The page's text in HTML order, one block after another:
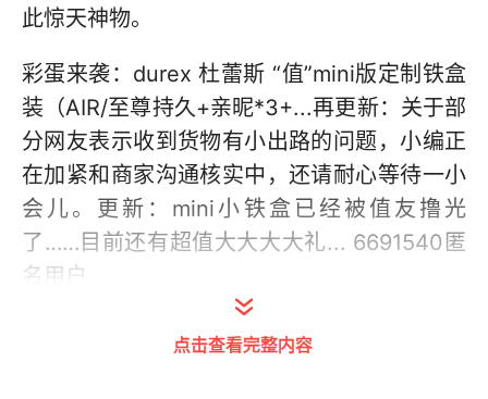
此惊天神物。
彩蛋来袭：durex 杜蕾斯 “值”mini版定制铁盒
装（AIR/至尊持久+亲昵*3+...再更新：关于部
分网友表示收到货物有小出路的问题，小编正
在加紧和商家沟通核实中，还请耐心等待一小
会儿。更新：mini小铁盒已经被值友撸光
了……目前还有超值大大大大礼... 6691540匿
名用户
但是大家放心，6块3包邮都是童话故事，但是
点击查看完整内容